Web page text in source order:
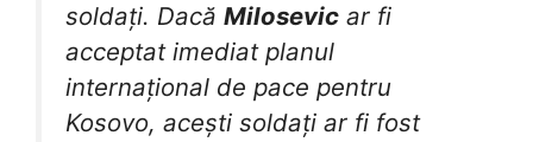
soldați. Dacă Milosevic ar fi
acceptat imediat planul
internațional de pace pentru
Kosovo, acești soldați ar fi fost